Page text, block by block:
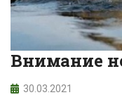
Внимание
30.03.2021